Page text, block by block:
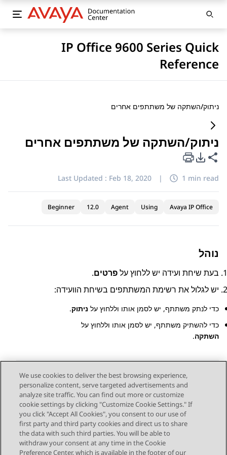
IP Office 9600 Series Quick
Reference
ניתוק/השתקה של משתתפים אחרים
ניתוק/השתקה של משתתפים אחרים
Share this page
PDF Export Options
Last Updated : Feb 18, 2020 | 1 min read
Avaya IP Office
Using
Agent
12.0
Beginner
נוהל
בעת שיחת ועידה יש ללחוץ עלפרטים.
יש לגלול את רשימת המשתתפים בשיחת הוועידה:
כדי לנתק משתתף, יש לסמן אותו וללחוץ על ניתוק.
כדי להשתיק משתתף, יש לסמן אותו וללחוץ על
השתקה.
Send Feedback
Topic navigation
Previous Topic
Next Topic
We use cookies to deliver the best browsing experience,
personalize content, serve targeted advertisements and
analyze site traffic. You can find out more or customize
cookie settings by clicking "Customize Cookie Settings." If
you click "Accept All Cookies", you consent to our use of
first party and third party cookies and direct us to share
the data with such third parties. You will be able to
withdraw your consent at any time in the Cookie
Preference Center, which is available in the footer of our